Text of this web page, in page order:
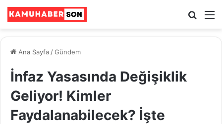
Ara
Ana Sayfa /Gündem
İnfaz Yasasında Değişiklik
Geliyor! Kimler
Faydalanabilecek? İşte